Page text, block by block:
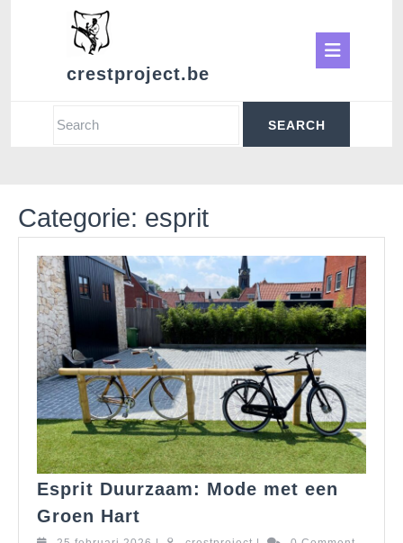
crestproject.be
Search
Categorie: esprit
Esprit Duurzaam: Mode met een
Groen Hart